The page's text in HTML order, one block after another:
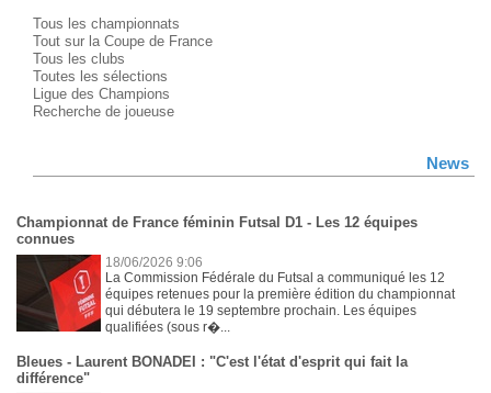
Tous les championnats
Tout sur la Coupe de France
Tous les clubs
Toutes les sélections
Ligue des Champions
Recherche de joueuse
News
Championnat de France féminin Futsal D1 - Les 12 équipes
connues
18/06/2026 9:06
La Commission Fédérale du Futsal a communiqué les 12
équipes retenues pour la première édition du championnat
qui débutera le 19 septembre prochain. Les équipes
qualifiées (sous r�...
Bleues - Laurent BONADEI : "C'est l'état d'esprit qui fait la
différence"